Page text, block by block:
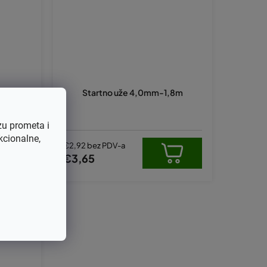
prometa i
Startno uže 4,0mm-1,8m
€2,92 bez PDV-a
€3,65